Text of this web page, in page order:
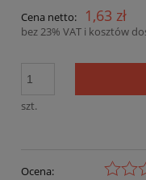
Cena netto:
1,63 zł
bez 23% VAT i kosztów
szt.
Ocena: